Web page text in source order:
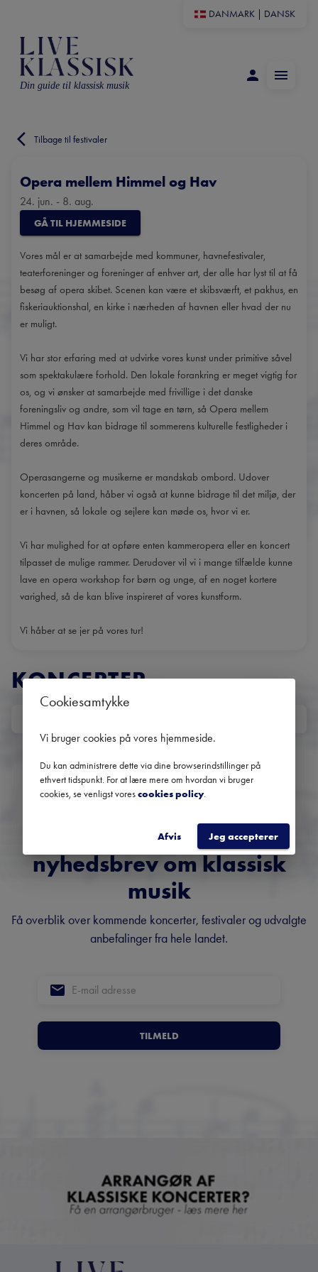
DANMARK DANSK
Din guide til klassisk musik
Tilbage til festivaler
Opera mellem Himmel og Hav
24. jun. - 8. aug.
GÅ TIL HJEMMESIDE
Vores mål er at samarbejde med kommuner, havnefestivaler,
teaterforeninger og foreninger af enhver art, der alle har lyst til at få
besøg af opera skibet. Scenen kan være et skibsværft, et pakhus, en
fiskeriauktionshal, en kirke i nær­heden af havnen eller hvad der nu
er muligt.
Vi har stor erfaring med at udvirke vores kunst under primitive såvel
som spektakulære forhold. Den lokale forankring er meget vigtig for
os, og vi ønsker at samarbejde med frivillige i det danske
foreningsliv og andre, som vil tage en tørn, så Opera mellem
Himmel og Hav kan bidrage til sommerens kulturelle festligheder i
deres område.
Operasangerne og musikerne er mandskab ombord. Udover
koncerten på land, håber vi også at kunne bidrage til det miljø, der
er i havnen, så lokale og sejlere kan møde os, hvor vi er.
Vi har mulighed for at opføre enten kammeropera eller en koncert
tilpasset de mulige rammer. Derudover vil vi i mange tilfælde kunne
lave en opera workshop for børn og unge, af en noget kortere
varighed, så de kan blive inspireret af vores kunstform.
Vi håber at se jer på vores tur!
KONCERTER
Ingen kommende koncerter
Brug datofilteret for at se tidligere koncerter
Danmarks største
nyhedsbrev om klassisk
musik
Få overblik over kommende koncerter, festivaler og udvalgte
anbefalinger fra hele landet.
TILMELD
Cookiesamtykke
Vi bruger cookies på vores hjemmeside.
Du kan administrere dette via dine browserindstillinger på
ethvert tidspunkt. For at lære mere om hvordan vi bruger
cookies, se venligst vorescookies policy.
Afvis Jeg accepterer